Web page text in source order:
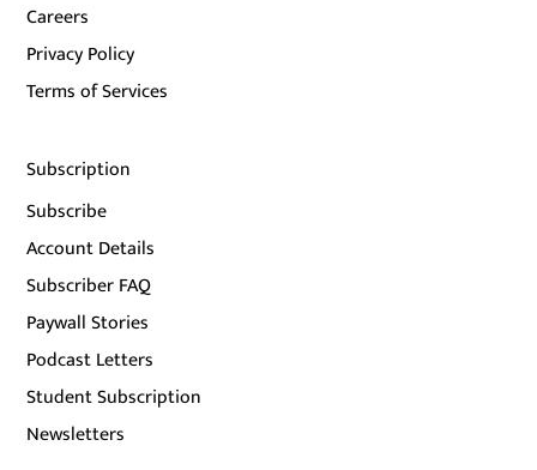
Careers
Privacy Policy
Terms of Services
Subscription
Subscribe
Account Details
Subscriber FAQ
Paywall Stories
Podcast Letters
Student Subscription
Newsletters